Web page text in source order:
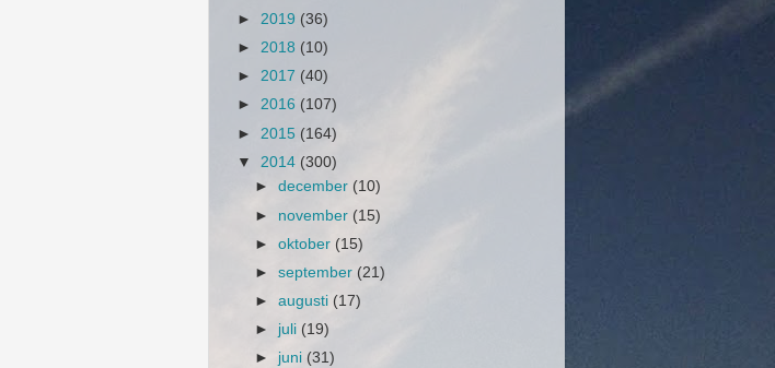
► 2019 (36)
► 2018 (10)
► 2017 (40)
► 2016 (107)
► 2015 (164)
▼ 2014 (300)
►december (10)
► november (15)
►oktober (15)
►september (21)
►augusti (17)
► juli (19)
► juni (31)